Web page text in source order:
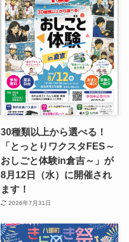
30種類以上から選べる！
「とっとりワクスタFES～
おしごと体験in倉吉～」が
8月12日（水）に開催され
ます！
2026年7月31日